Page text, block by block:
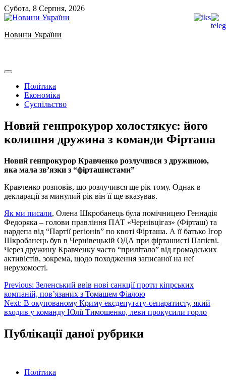
Skip
to
Субота, 8 Серпня, 2026
Новини України
Політика
Економіка
Суспільство
Новий генпрокурор холостякує: його
колишня дружина з команди Фірташа
Новий генпрокурор Кравченко розлучився з дружиною,
яка мала зв’язки з “фірташистами”
Кравченко розповів, що розлучився ще рік тому. Однак в
декларації за минулий рік він її ще вказував.
Як ми писали, Олена Шкробанець була помічницею Геннадія
Федоряка – голови правління ПАТ «Чернівцігаз» (Фірташ) та
нардепа від “Партії регіонів” по квоті Фірташа. А її батько Ігор
Шкробанець був в Чернівецькій ОДА при фірташисті Папієві.
Через дружину Кравченку часто “прилітало” від громадських
активістів, зокрема, щодо походження записаної на неї
нерухомості.
Навігація
записів
Previous: Зеленський ввів нові санкції проти кіпрських
компаній, пов’язаних з Томашем Фіалою
Next: В окупованому Криму ексдепутату-сепаратисту, який
входив у команду Юлії Тимошенко, леви прокусили горло
Публікації даної рубрики
Політика